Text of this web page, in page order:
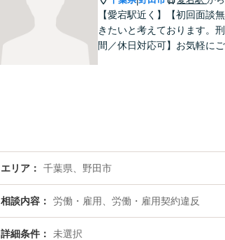
【愛宕駅近く】【初回面談
きたいと考えております。
間／休日対応可】お気軽にご
エリア 千葉県、野田市
相談内容 労働・雇用、労働・雇用契約違反
詳細条件 未選択